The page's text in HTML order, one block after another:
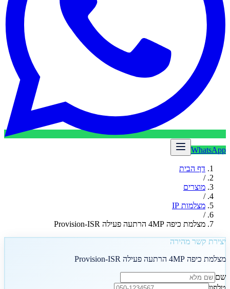
WhatsApp
דף הבית
/
מוצרים
/
מצלמות IP
/
מצלמת כיפה 4MP הרתעה פעילה Provision-ISR
יצירת קשר מהירה
מצלמת כיפה 4MP הרתעה פעילה Provision-ISR
שם